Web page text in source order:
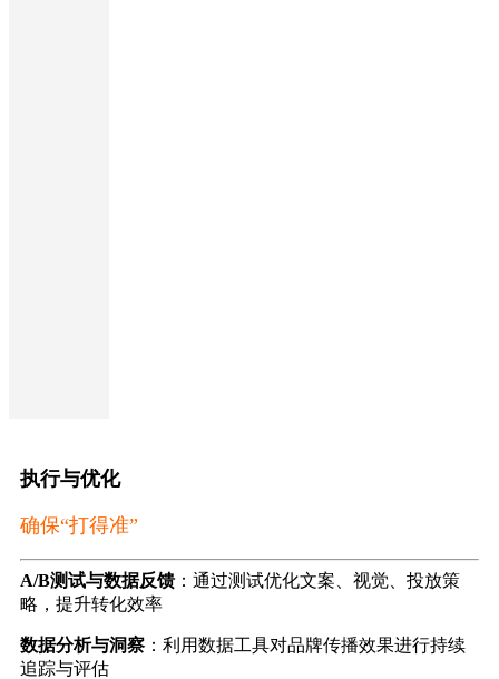
执行与优化
确保“打得准”
A/B测试与数据反馈 ：通过测试优化文案、视觉、投放策
略，提升转化效率
数据分析与洞察 ：利用数据工具对品牌传播效果进行持续
追踪与评估